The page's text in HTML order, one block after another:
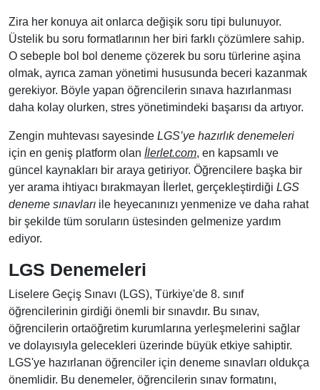
Zira her konuya ait onlarca değişik soru tipi bulunuyor.
Üstelik bu soru formatlarının her biri farklı çözümlere sahip.
O sebeple bol bol deneme çözerek bu soru türlerine aşina
olmak, ayrıca zaman yönetimi hususunda beceri kazanmak
gerekiyor. Böyle yapan öğrencilerin sınava hazırlanması
daha kolay olurken, stres yönetimindeki başarısı da artıyor.
Zengin muhtevası sayesinde LGS’ye hazırlık denemeleri
için en geniş platform olan İlerlet.com, en kapsamlı ve
güncel kaynakları bir araya getiriyor. Öğrencilere başka bir
yer arama ihtiyacı bırakmayan İlerlet, gerçekleştirdiği LGS
deneme sınavları ile heyecanınızı yenmenize ve daha rahat
bir şekilde tüm soruların üstesinden gelmenize yardım
ediyor.
LGS Denemeleri
Liselere Geçiş Sınavı (LGS), Türkiye'de 8. sınıf
öğrencilerinin girdiği önemli bir sınavdır. Bu sınav,
öğrencilerin ortaöğretim kurumlarına yerleşmelerini sağlar
ve dolayısıyla gelecekleri üzerinde büyük etkiye sahiptir.
LGS'ye hazırlanan öğrenciler için deneme sınavları oldukça
önemlidir. Bu denemeler, öğrencilerin sınav formatını,